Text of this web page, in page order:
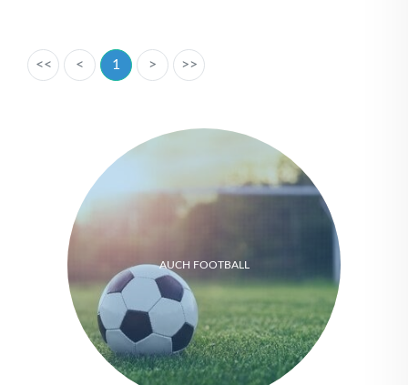
<< < 1 > >>
AUCH FOOTBALL